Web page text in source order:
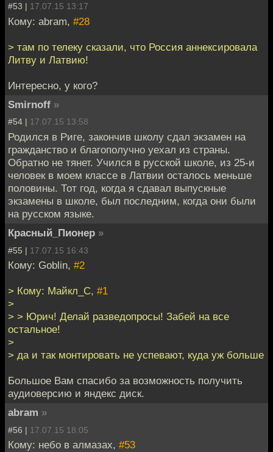
#53 | 17.07.15 13:17
Кому: abram, #28
> там по телеку сказали, что Россия аннексировала
Литву и Латвию!
Интересно, у кого?
Smirnoff »
#54 | 17.07.15 13:58
Родился в Риге, закончив школу сдал экзамен на
гражданство и благополучно уехал из страны.
Обратно не тянет. Учился в русской школе, из 25-и
человек в моем классе в Латвии осталось меньше
половины. Тот год, когда я сдавал выпускные
экзамены в школе, был последним, когда они были
на русском языке.
Красный_Пионер »
#55 | 17.07.15 16:43
Кому: Goblin, #2
> Кому: Майкл_С, #1
>
> > Юрич! Делай разведопросы! Забей на все
остальное!
>
> да и так монтировать не успевают, куда уж больше
Большое Вам спасибо за возможность получить
аудиоверсию и яндекс диск.
abram »
#56 | 17.07.15 18:05
Кому: небо в алмазах, #53